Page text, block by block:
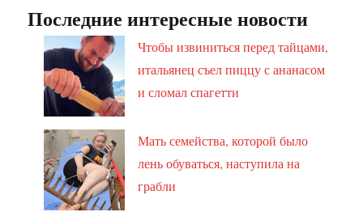
Последние интересные новости
Чтобы извиниться перед тайцами,
итальянец съел пиццу с ананасом
и сломал спагетти
Мать семейства, которой было
лень обуваться, наступила на
грабли